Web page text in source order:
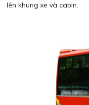
lên khung xe và cabin.